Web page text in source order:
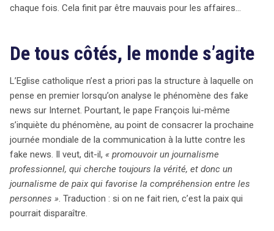
chaque fois. Cela finit par être mauvais pour les affaires…
De tous côtés, le monde s’agite
L’Eglise catholique n’est a priori pas la structure à laquelle on
pense en premier lorsqu’on analyse le phénomène des fake
news sur Internet. Pourtant, le pape François lui-même
s’inquiète du phénomène, au point de consacrer la prochaine
journée mondiale de la communication à la lutte contre les
fake news. Il veut, dit-il, « promouvoir un journalisme
professionnel, qui cherche toujours la vérité, et donc un
journalisme de paix qui favorise la compréhension entre les
personnes ». Traduction : si on ne fait rien, c’est la paix qui
pourrait disparaître.